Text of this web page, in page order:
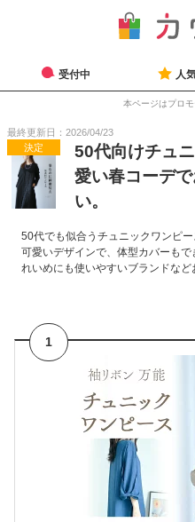
受付中 人
本ページはプロ
最終更新日：2026/04/23
決定
50代向けチュ
愛い春コーデ
い。
50代でも似合うチュニックワンピ
可愛いデザインで、体型カバーも
れいめにも使いやすいブランドなど
1